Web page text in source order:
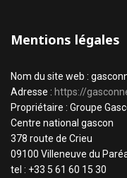
Mentions légales
Nom du site web :
Adresse : https://
Propriétaire : Groupe
Centre national gascon
378 route de Crieu
09100 Villeneuve du
tel : +33 5 61 60 15 30